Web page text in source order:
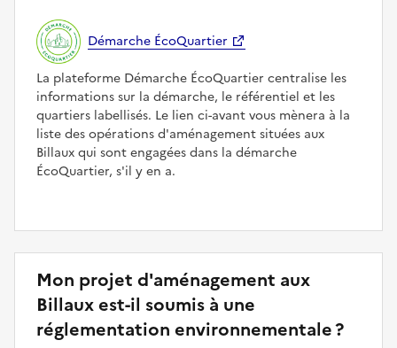
Démarche ÉcoQuartier
La plateforme Démarche ÉcoQuartier centralise les
informations sur la démarche, le référentiel et les
quartiers labellisés. Le lien ci-avant vous mènera à la
liste des opérations d'aménagement situées aux
Billaux qui sont engagées dans la démarche
ÉcoQuartier, s'il y en a.
Mon projet d'aménagement aux
Billaux est-il soumis à une
réglementation environnementale ?